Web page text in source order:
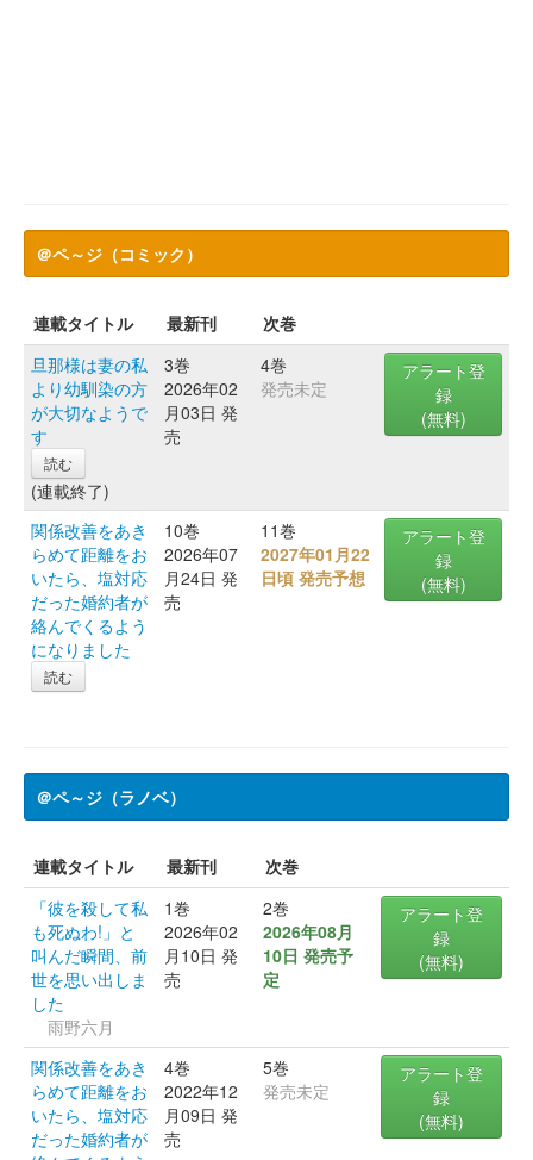
＠ペ～ジ（コミック）
連載タイトル 最新刊
次巻
旦那様は妻の私
より幼馴染の方
が大切なようで
す
読む
(連載終了)
3巻
2026年02
月03日 発
売
4巻
発売未定
アラート登
録
(無料)
関係改善をあき
らめて距離をお
いたら、塩対応
だった婚約者が
絡んでくるよう
になりました
読む
10巻
2026年07
月24日 発
売
11巻
2027年01月22
日頃 発売予想
アラート登
録
(無料)
＠ペ～ジ（ラノベ）
連載タイトル 最新刊
次巻
「彼を殺して私
も死ぬわ!」と
叫んだ瞬間、前
世を思い出しま
した
雨野六月
1巻
2026年02
月10日 発
売
2巻
2026年08月
10日 発売予
定
アラート登
録
(無料)
関係改善をあき
らめて距離をお
いたら、塩対応
だった婚約者が
4巻
2022年12
月09日 発
売
5巻
発売未定
アラート登
録
(無料)